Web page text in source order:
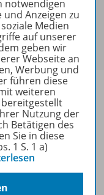
werden.
?
melden Sie
notwendigen
Anzeigen zu
Medien
auf unserer
geben wir
Webseite an
Werbung und
führen diese
weiteren
bereitgestellt
Nutzung der
Betätigen des
Sie in diese
1 S. 1 a)